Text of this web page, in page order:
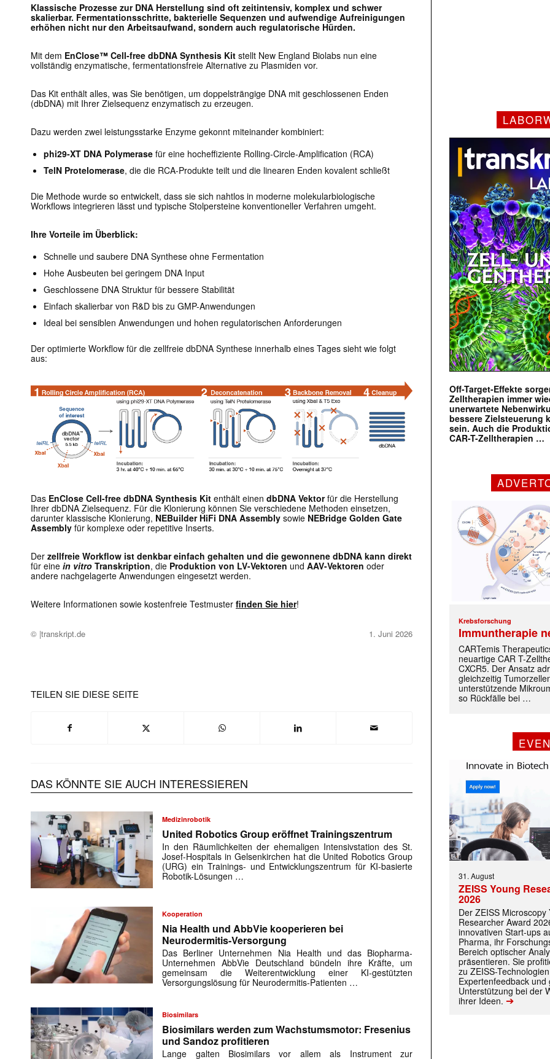
Klassische Prozesse zur DNA Herstellung sind oft zeitintensiv, komplex und schwer
skalierbar. Fermentationsschritte, bakterielle Sequenzen und aufwendige Aufreinigungen
erhöhen nicht nur den Arbeitsaufwand, sondern auch regulatorische Hürden.
Mit dem EnClose™ Cell‑free dbDNA Synthesis Kit stellt New England Biolabs nun eine
vollständig enzymatische, fermentationsfreie Alternative zu Plasmiden vor.
Das Kit enthält alles, was Sie benötigen, um doppelsträngige DNA mit geschlossenen Enden
(dbDNA) mit Ihrer Zielsequenz enzymatisch zu erzeugen.
Dazu werden zwei leistungsstarke Enzyme gekonnt miteinander kombiniert:
phi29‑XT DNA Polymerase für eine hocheffiziente Rolling‑Circle‑Amplification (RCA)
TelN Protelomerase, die die RCA‑Produkte teilt und die linearen Enden kovalent schließt
Die Methode wurde so entwickelt, dass sie sich nahtlos in moderne molekularbiologische
Workflows integrieren lässt und typische Stolpersteine konventioneller Verfahren umgeht.
Ihre Vorteile im Überblick:
Schnelle und saubere DNA Synthese ohne Fermentation
Hohe Ausbeuten bei geringem DNA Input
Geschlossene DNA Struktur für bessere Stabilität
Einfach skalierbar von R&D bis zu GMP-Anwendungen
Ideal bei sensiblen Anwendungen und hohen regulatorischen Anforderungen
Der optimierte Workflow für die zellfreie dbDNA Synthese innerhalb eines Tages sieht wie folgt
aus:
Das EnClose Cell-free dbDNA Synthesis Kit enthält einen dbDNA Vektorfür die Herstellung
Ihrer dbDNA Zielsequenz. Für die Klonierung können Sie verschiedene Methoden einsetzen,
darunter klassische Klonierung, NEBuilder HiFi DNA Assembly sowie NEBridge Golden Gate
Assembly für komplexe oder repetitive Inserts.
Der zellfreie Workflow ist denkbar einfach gehalten und die gewonnene dbDNA kann direkt
für eine in vitro Transkription, die Produktion von LV-Vektoren und AAV-Vektoren oder
andere nachgelagerte Anwendungen eingesetzt werden.
Weitere Informationen sowie kostenfreie Testmuster finden Sie hier!
© |transkript.de 1. Juni 2026
TEILEN SIE DIESE SEITE
DAS KÖNNTE SIE AUCH INTERESSIEREN
Medizinrobotik
United Robotics Group eröffnet Trainingszentrum
In den Räumlichkeiten der ehemaligen Intensivstation des St.
Josef-Hospitals in Gelsenkirchen hat die United Robotics Group
(URG) ein Trainings- und Entwicklungszentrum für KI-basierte
Robotik-Lösungen …
Kooperation
Nia Health und AbbVie kooperieren bei
Neurodermitis-Versorgung
Das Berliner Unternehmen Nia Health und das Biopharma-
Unternehmen AbbVie Deutschland bündeln ihre Kräfte, um
gemeinsam die Weiterentwicklung einer KI-gestützten
Versorgungslösung für Neurodermitis-Patienten …
Biosimilars
Biosimilars werden zum Wachstumsmotor: Fresenius
und Sandoz profitieren
Lange galten Biosimilars vor allem als Instrument zur
Off-Target-Effekte
Zelltherapien immer
unerwartete
bessere Zielsteuerung
sein. Auch die
CAR-T-Zelltherapien …
Krebsforschung
Immuntherapie
CARTemis
neuartige CAR T-
CXCR5. Der Ansatz
gleichzeitig
unterstützende
so Rückfälle bei …
31. August
ZEISS Young
2026
Der ZEISS Microscopy
Researcher Award
innovativen Start-ups
Pharma, ihr
Bereich optischer
präsentieren. Sie
zu ZEISS-
Expertenfeedback und
Unterstützung bei der
ihrer Ideen. ➔